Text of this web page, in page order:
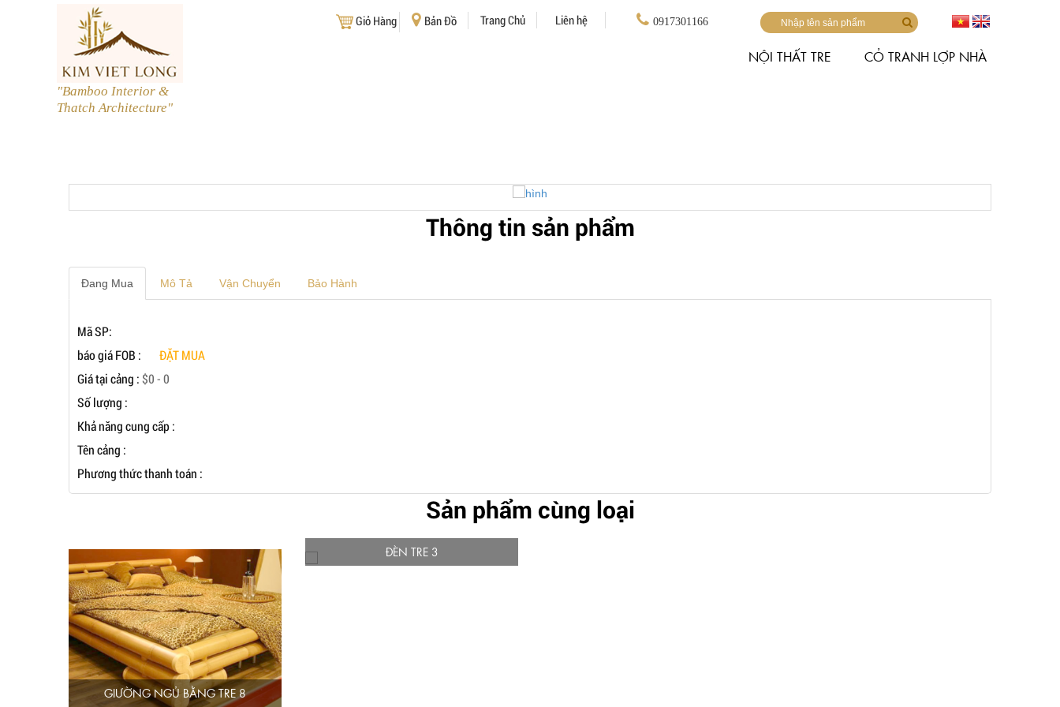
"Bamboo Interior &
Thatch Architecture"
Giỏ Hàng Bản Đồ Trang Chủ Liên hệ 0917301166
NỘI THẤT TRE CỎ TRANH LỢP NHÀ
Thông tin sản phẩm
Đang Mua Mô Tả Vận Chuyển Bảo Hành
Mã SP:
báo giá FOB :
ĐẶT MUA
Giá tại cảng :$0 - 0
Số lượng :
Khả năng cung cấp :
Tên cảng :
Phương thức thanh toán :
Sản phẩm cùng loại
GIƯỜNG NGỦ BẰNG TRE 8
ĐÈN TRE 3